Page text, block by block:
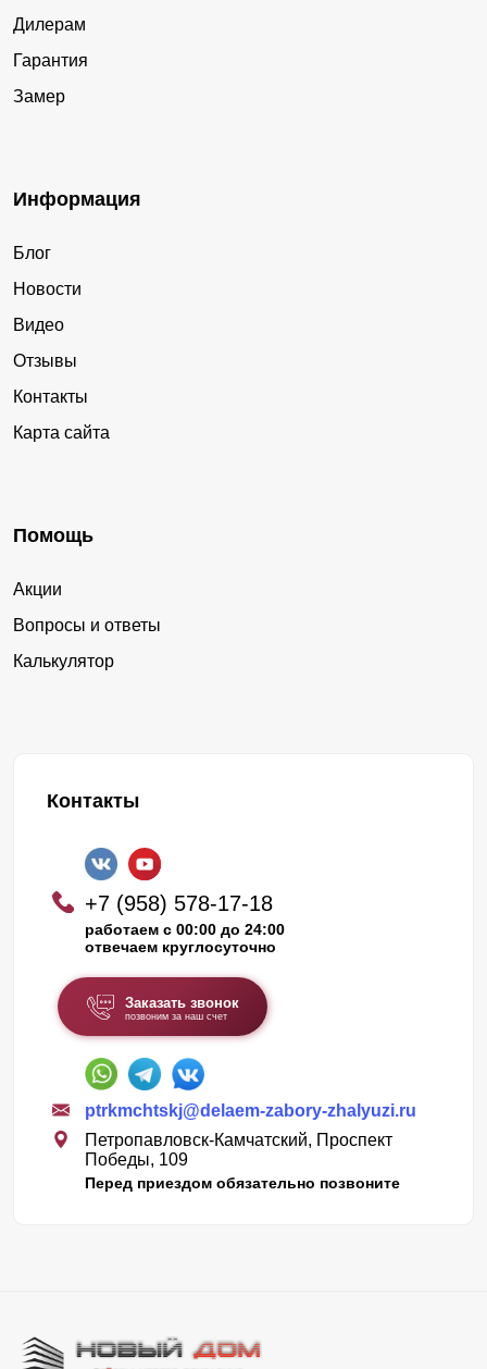
Дилерам
Гарантия
Замер
Информация
Блог
Новости
Видео
Отзывы
Контакты
Карта сайта
Помощь
Акции
Вопросы и ответы
Калькулятор
Контакты
+7 (958) 578-17-18
работаем с 00:00 до 24:00
отвечаем круглосуточно
Заказать звонок
позвоним за наш счет
ptrkmchtskj@delaem-zabory-zhalyuzi.ru
Петропавловск-Камчатский, Проспект
Победы, 109
Перед приездом обязательно позвоните